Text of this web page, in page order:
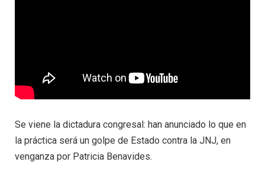
Se viene la dictadura congresal: han anunciado lo que en
la práctica será un golpe de Estado contra la JNJ, en
venganza por Patricia Benavides.